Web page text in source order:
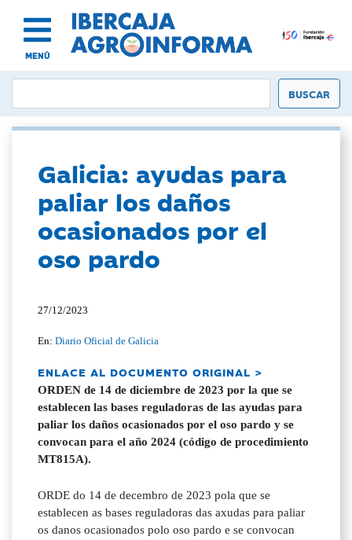
MENÚ
Galicia: ayudas para
paliar los daños
ocasionados por el
oso pardo
27/12/2023
En:Diario Oficial de Galicia
ENLACE AL DOCUMENTO ORIGINAL >
ORDEN de 14 de diciembre de 2023 por la que se
establecen las bases reguladoras de las ayudas para
paliar los daños ocasionados por el oso pardo y se
convocan para el año 2024 (código de procedimiento
MT815A).
ORDE do 14 de decembro de 2023 pola que se
establecen as bases reguladoras das axudas para paliar
os danos ocasionados polo oso pardo e se convocan